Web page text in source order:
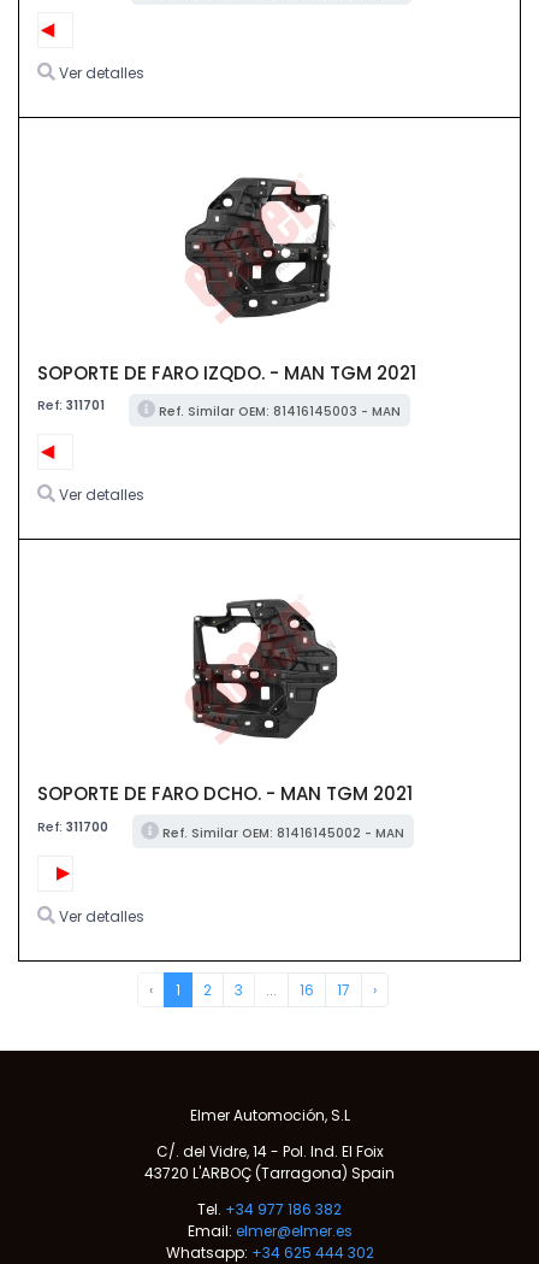
Ver detalles
SOPORTE DE FARO IZQDO. - MAN TGM 2021
Ref: 311701 Ref. Similar OEM: 81416145003 - MAN
Ver detalles
SOPORTE DE FARO DCHO. - MAN TGM 2021
Ref: 311700 Ref. Similar OEM: 81416145002 - MAN
Ver detalles
‹ 1 2 3 ... 16 17 ›
Elmer Automoción, S.L
C/. del Vidre, 14 - Pol. Ind. El Foix
43720 L'ARBOÇ (Tarragona) Spain
Tel. +34 977 186 382
Email: elmer@elmer.es
Whatsapp: +34 625 444 302